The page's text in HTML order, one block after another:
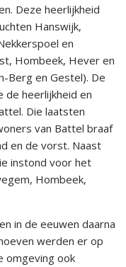
Deze heerlijkheid
Hanswijk,
en
Hombeek, Hever en
Berg en Gestel). De
de heerlijkheid en
Die laatsten
van Battel braaf
en de vorst. Naast
instond voor het
Hombeek,
in de eeuwen daarna
werden er op
omgeving ook